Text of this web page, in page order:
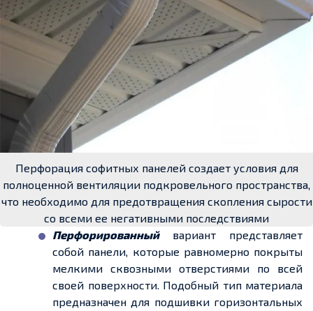
Перфорация софитных панелей создает условия для
полноценной вентиляции подкровельного пространства,
что необходимо для предотвращения скопления сырости
со всеми ее негативными последствиями
Перфорированныйвариант представляет
собой панели, которые равномерно покрыты
мелкими сквозными отверстиями по всей
своей поверхности. Подобный тип материала
предназначен для подшивки горизонтальных